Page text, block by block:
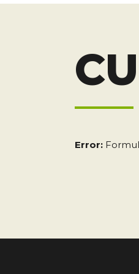
OBJETIVOS DE
SOSTENIBLE
CONTROL DE
Error: